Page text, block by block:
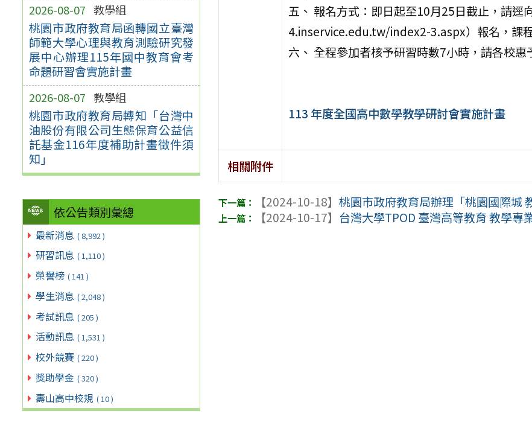
2026-08-07 教學組
桃園市政府教育局函轉國立臺灣
師範大學心理與教育測驗研究發
展中心辦理115年國中教育會考
命題研習會實施計畫
2026-08-07 教學組
桃園市政府教育局轉知「台灣中
油股份有限公司生態保育公益信
託基金116年度補助計畫徵件須
知」
依公告類別彙總
最新消息 ( 8,992 )
研習訊息 ( 1,110 )
榮譽榜 ( 141 )
學生消息 ( 2,048 )
考試訊息 ( 205 )
活動訊息 ( 1,531 )
校外競賽 ( 220 )
獎助學金 ( 320 )
壽山高中校規 ( 10 )
五、 報名方式：即日起至10月25日截止，請
4.inservice.edu.tw/index2-3.aspx）報名，課
六、 全程參加者核予研習時數7小時，請各校惠
113 年度全國高中數學教學研討會實施計畫
相關附件
【2024-10-18】桃園市政府教育局辦理「桃園國際城
【2024-10-17】 台灣大學TPOD 臺灣高等教育 教學